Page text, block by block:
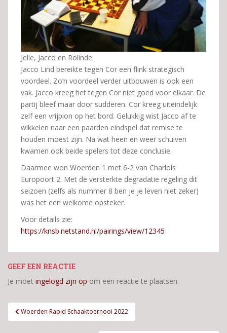
Jelle, Jacco en Rolinde
Jacco Lind bereikte tegen Cor een flink strategisch
voordeel. Zo’n voordeel verder uitbouwen is ook een
vak. Jacco kreeg het tegen Cor niet goed voor elkaar. De
partij bleef maar door sudderen. Cor kreeg uiteindelijk
zelf een vrijpion op het bord. Gelukkig wist Jacco af te
wikkelen naar een paarden eindspel dat remise te
houden moest zijn. Na wat heen en weer schuiven
kwamen ook beide spelers tot deze conclusie.
Daarmee won Woerden 1 met 6-2 van Charlois
Europoort 2. Met de versterkte degradatie regeling dit
seizoen (zelfs als nummer 8 ben je je leven niet zeker)
was het een welkome opsteker.
Voor details zie:
https://knsb.netstand.nl/pairings/view/12345
GEEF EEN REACTIE
Je moet ingelogd zijn op om een reactie te plaatsen.
Bericht
navigatie
Woerden Rapid Schaaktoernooi 2022